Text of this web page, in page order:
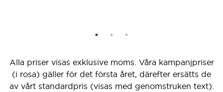
Alla priser visas exklusive moms. Våra kampanjpriser
(i rosa) gäller för det första året, därefter ersätts de
av vårt standardpris (visas med genomstruken text).